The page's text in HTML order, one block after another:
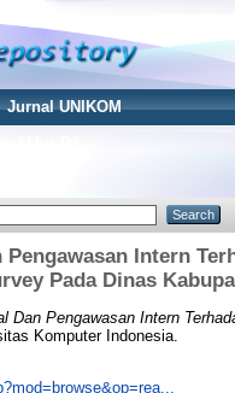
Jurnal UNIKOM
Intern
Pada Dinas
Dan Pengawasan Intern
Komputer Indonesia.